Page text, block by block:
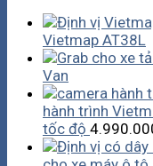
Vietmap AT38L
Van
hành trình
tốc độ